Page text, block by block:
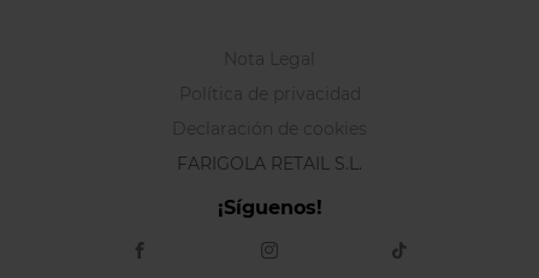
Nota Legal
Política de privacidad
Declaración de cookies
FARIGOLA RETAIL S.L.
¡Síguenos!